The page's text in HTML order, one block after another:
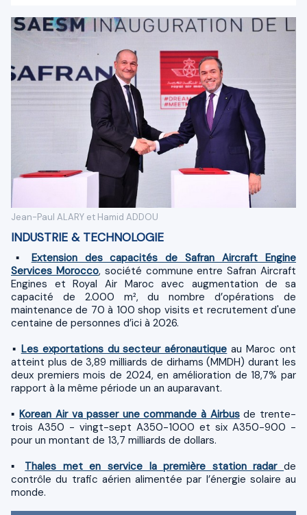
Jean-Paul ALARY et Hamid ADDOU
INDUSTRIE & TECHNOLOGIE
​▪ Extension des capacités de Safran Aircraft Engine
Services Morocco, société commune entre Safran Aircraft
Engines et Royal Air Maroc avec augmentation de sa
capacité de 2.000 m², du nombre d’opérations de
maintenance de 70 à 100 shop visits et recrutement d'une
centaine de personnes d’ici à 2026.
​▪ Les exportations du secteur aéronautique au Maroc ont
atteint plus de 3,89 milliards de dirhams (MMDH) durant les
deux premiers mois de 2024, en amélioration de 18,7% par
rapport à la même période un an auparavant.
▪Korean Air va passer une commande à Airbusde trente-
trois A350 - vingt-sept A350-1000 et six A350-900 -
pour un montant de 13,7 milliards de dollars.
▪ Thales met en service la première station radarde
contrôle du trafic aérien alimentée par l’énergie solaire au
monde.